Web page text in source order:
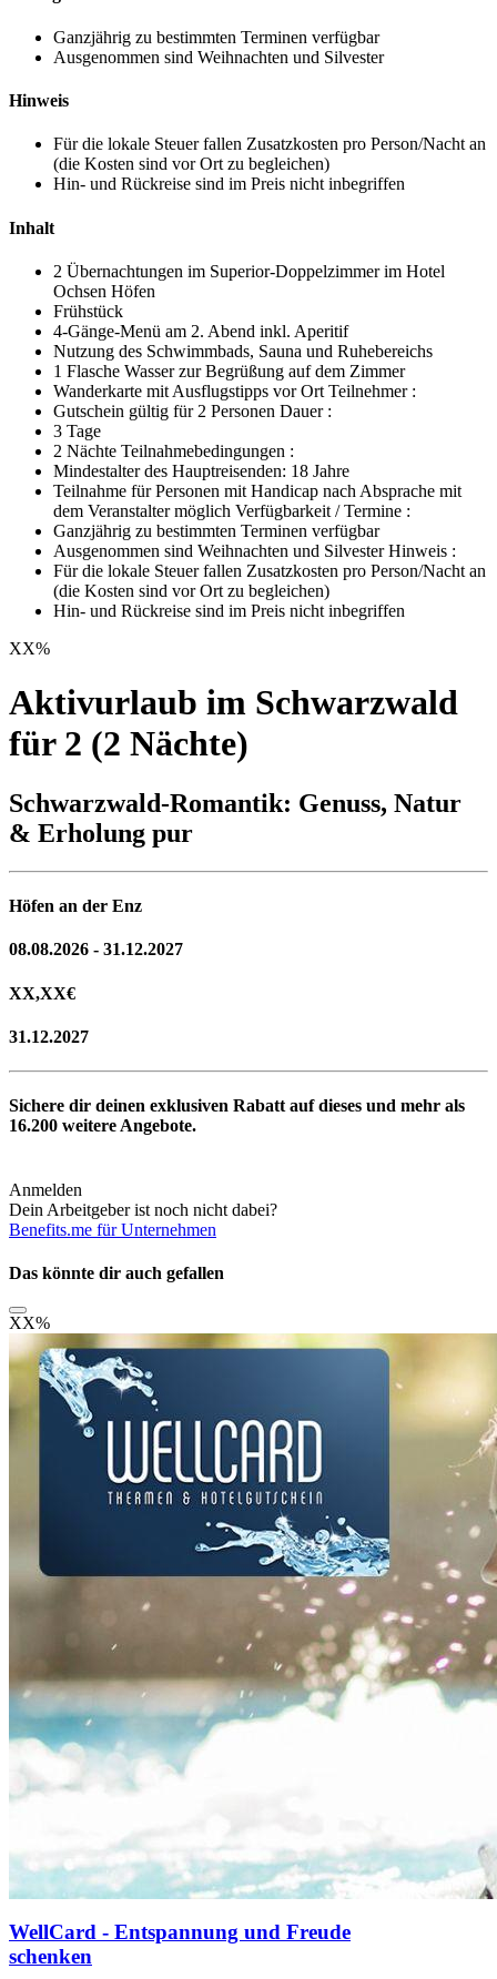
Ganzjährig zu bestimmten Terminen verfügbar
Ausgenommen sind Weihnachten und Silvester
Hinweis
Für die lokale Steuer fallen Zusatzkosten pro Person/Nacht an
(die Kosten sind vor Ort zu begleichen)
Hin- und Rückreise sind im Preis nicht inbegriffen
Inhalt
2 Übernachtungen im Superior-Doppelzimmer im Hotel
Ochsen Höfen
Frühstück
4-Gänge-Menü am 2. Abend inkl. Aperitif
Nutzung des Schwimmbads, Sauna und Ruhebereichs
1 Flasche Wasser zur Begrüßung auf dem Zimmer
Wanderkarte mit Ausflugstipps vor Ort Teilnehmer :
Gutschein gültig für 2 Personen Dauer :
3 Tage
2 Nächte Teilnahmebedingungen :
Mindestalter des Hauptreisenden: 18 Jahre
Teilnahme für Personen mit Handicap nach Absprache mit
dem Veranstalter möglich Verfügbarkeit / Termine :
Ganzjährig zu bestimmten Terminen verfügbar
Ausgenommen sind Weihnachten und Silvester Hinweis :
Für die lokale Steuer fallen Zusatzkosten pro Person/Nacht an
(die Kosten sind vor Ort zu begleichen)
Hin- und Rückreise sind im Preis nicht inbegriffen
XX%
Aktivurlaub im Schwarzwald
für 2 (2 Nächte)
Schwarzwald-Romantik: Genuss, Natur
& Erholung pur
Höfen an der Enz
08.08.2026 - 31.12.2027
XX,XX€
31.12.2027
Sichere dir deinen exklusiven Rabatt auf dieses und mehr als
16.200 weitere Angebote.
Anmelden
Dein Arbeitgeber ist noch nicht dabei?
Benefits.me für Unternehmen
Das könnte dir auch gefallen
XX%
WellCard - Entspannung und Freude
schenken